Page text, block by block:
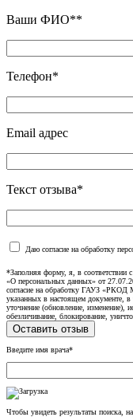
Ваши ФИО**
Телефон*
Email адрес
Текст отзыва*
Даю согласие на обработку
*Заполняя форму, я, в соответствии
«О персональных данных» от
согласие на обработку ГАУЗ
указанных в настоящем документе, в
уточнение (обновление, изменение),
обезличивание, блокирование,
Введите имя врача*
Чтобы увидеть результаты поиска,